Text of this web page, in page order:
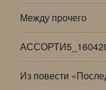
Между прочего
Из повести